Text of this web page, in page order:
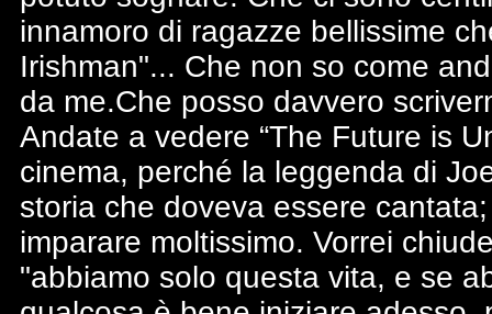
innamoro di ragazze bellissime
Irishman"... Che non so come
da me.Che posso davvero
Andate a vedere “The Future is
cinema, perché la leggenda di
storia che doveva essere
imparare moltissimo. Vorrei
"abbiamo solo questa vita, e se